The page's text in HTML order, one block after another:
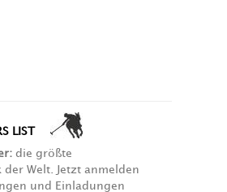
LIST
die größte
Welt. Jetzt anmelden
und Einladungen